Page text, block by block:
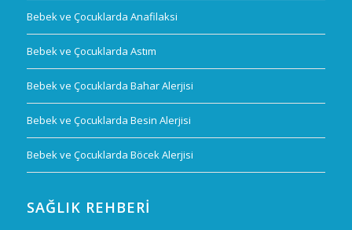
Bebek ve Çocuklarda Anafilaksi
Bebek ve Çocuklarda Astım
Bebek ve Çocuklarda Bahar Alerjisi
Bebek ve Çocuklarda Besin Alerjisi
Bebek ve Çocuklarda Böcek Alerjisi
SAĞLIK REHBERI